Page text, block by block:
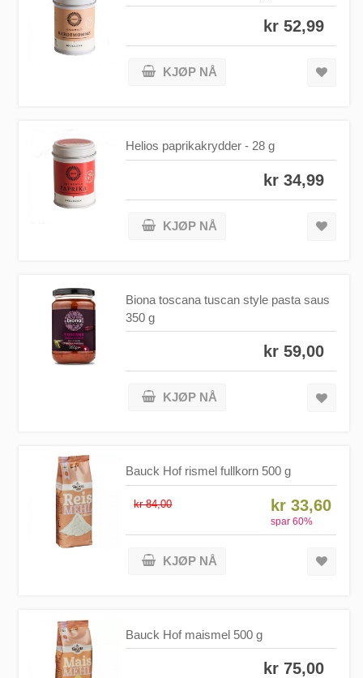
kr 52,99
KJØP NÅ
Helios paprikakrydder - 28 g
kr 34,99
KJØP NÅ
Biona toscana tuscan style pasta saus
350 g
kr 59,00
KJØP NÅ
Bauck Hof rismel fullkorn 500 g
kr 84,00 kr 33,60
spar60%
KJØP NÅ
Bauck Hof maismel 500 g
kr 75,00